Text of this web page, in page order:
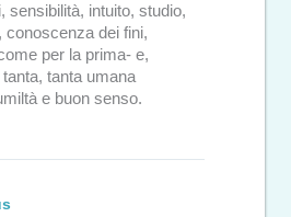
sensibilità, intuito, studio,
conoscenza dei fini,
per la prima- e,
tanta umana
e buon senso.